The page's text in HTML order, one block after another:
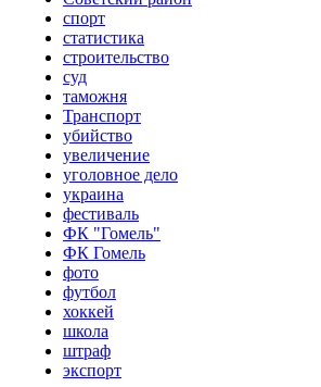
спорт
статистика
строительство
суд
таможня
Транспорт
убийство
увеличение
уголовное дело
украина
фестиваль
ФК "Гомель"
ФК Гомель
фото
футбол
хоккей
школа
штраф
экспорт